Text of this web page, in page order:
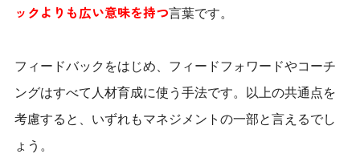
ックよりも広い意味を持つ言葉です。
フィードバックをはじめ、フィードフォワードやコーチ
ングはすべて人材育成に使う手法です。以上の共通点を
考慮すると、いずれもマネジメントの一部と言えるでし
ょう。